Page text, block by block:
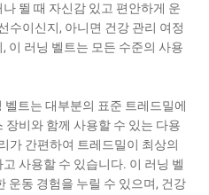
뛸 때 자신감 있고 편안하게 운
수이신지, 아니면 건강 관리 여정
이 러닝 벨트는 모든 수준의 사용
벨트는 대부분의 표준 트레드밀에
비와 함께 사용할 수 있는 다용
가 간편하여 트레드밀이 최상의
사용할 수 있습니다. 이 러닝 벨
운동 경험을 누릴 수 있으며, 건강